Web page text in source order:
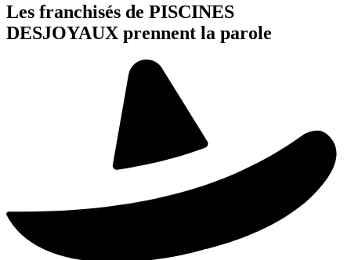
Les franchisés de PISCINES
DESJOYAUX prennent la parole